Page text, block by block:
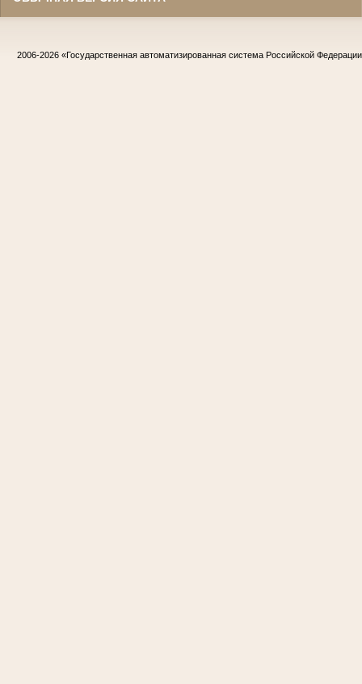
2006-2026 «Государственная автоматизированная система Российской